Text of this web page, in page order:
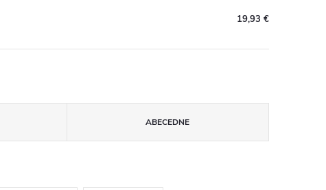
19,93 €
ABECEDNE